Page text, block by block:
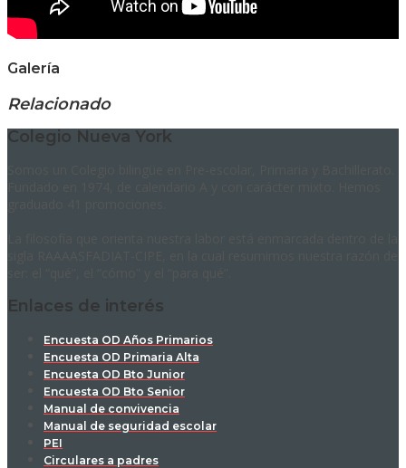
Galería
Relacionado
Colegio Nueva York
Enlaces de interés
Encuesta OD Años Primarios
Encuesta OD Primaria Alta
Encuesta OD Bto Junior
Encuesta OD Bto Senior
Manual de convivencia
Manual de seguridad escolar
PEI
Circulares a padres